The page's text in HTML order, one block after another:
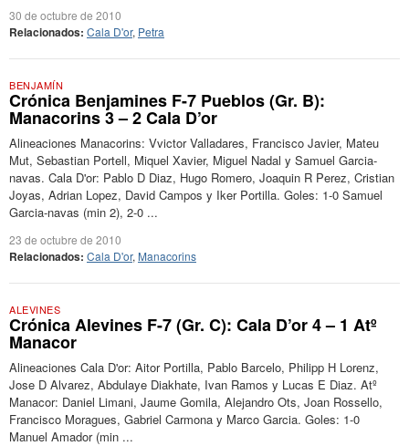
30 de octubre de 2010
Relacionados: Cala D'or, Petra
BENJAMÍN
Crónica Benjamines F-7 Pueblos (Gr. B):
Manacorins 3 – 2 Cala D’or
Alineaciones Manacorins: Vvictor Valladares, Francisco Javier, Mateu
Mut, Sebastian Portell, Miquel Xavier, Miguel Nadal y Samuel Garcia-
navas. Cala D'or: Pablo D Diaz, Hugo Romero, Joaquin R Perez, Cristian
Joyas, Adrian Lopez, David Campos y Iker Portilla. Goles: 1-0 Samuel
Garcia-navas (min 2), 2-0 ...
23 de octubre de 2010
Relacionados: Cala D'or, Manacorins
ALEVINES
Crónica Alevines F-7 (Gr. C): Cala D’or 4 – 1 Atº
Manacor
Alineaciones Cala D'or: Aitor Portilla, Pablo Barcelo, Philipp H Lorenz,
Jose D Alvarez, Abdulaye Diakhate, Ivan Ramos y Lucas E Diaz. Atº
Manacor: Daniel Limani, Jaume Gomila, Alejandro Ots, Joan Rossello,
Francisco Moragues, Gabriel Carmona y Marco Garcia. Goles: 1-0
Manuel Amador (min ...